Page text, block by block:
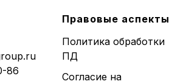
86
Правовые аспекты
Политика обработки
ПД
Согласие на